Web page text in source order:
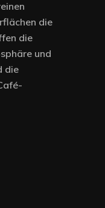
die
die
und
die